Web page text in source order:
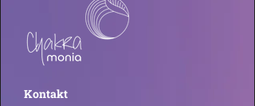
Kontakt